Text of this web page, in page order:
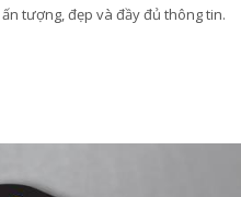
tượng, đẹp và đầy đủ thông tin.